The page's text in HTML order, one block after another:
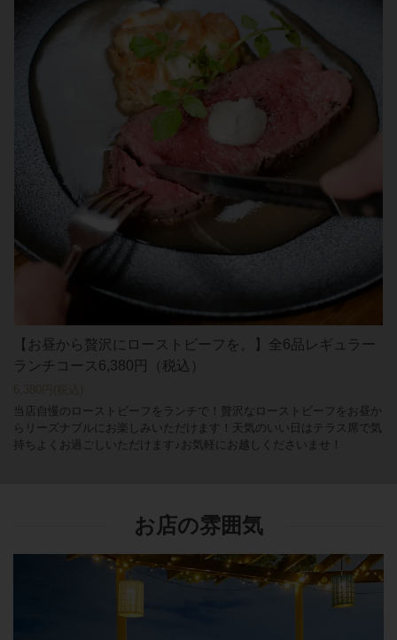
【お昼から贅沢にローストビーフを。】全6品レギュラー
ランチコース6,380円（税込）
当店自慢のローストビーフをランチで！贅沢なローストビーフをお昼か
らリーズナブルにお楽しみいただけます！天気のいい日はテラス席で気
持ちよくお過ごしいただけます♪お気軽にお越しくださいませ！
お店の雰囲気